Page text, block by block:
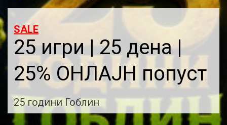
SALE
25 игри | 25 дена |
25% ОНЛАЈН попуст
25 години Гоблин